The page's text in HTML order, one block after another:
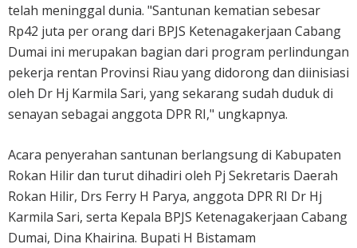
telah meninggal dunia. "Santunan kematian sebesar
Rp42 juta per orang dari BPJS Ketenagakerjaan Cabang
Dumai ini merupakan bagian dari program perlindungan
pekerja rentan Provinsi Riau yang didorong dan diinisiasi
oleh Dr Hj Karmila Sari, yang sekarang sudah duduk di
senayan sebagai anggota DPR RI," ungkapnya.
Acara penyerahan santunan berlangsung di Kabupaten
Rokan Hilir dan turut dihadiri oleh Pj Sekretaris Daerah
Rokan Hilir, Drs Ferry H Parya, anggota DPR RI Dr Hj
Karmila Sari, serta Kepala BPJS Ketenagakerjaan Cabang
Dumai, Dina Khairina. Bupati H Bistamam